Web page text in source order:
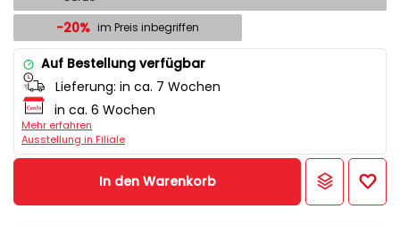
-20% im Preis inbegriffen
Auf Bestellung verfügbar
Lieferung: in ca. 7 Wochen
in ca. 6 Wochen
Mehr erfahren
Ausstellung in Filiale
In den Warenkorb